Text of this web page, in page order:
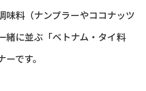
味料（ナンプラーやココナッツ
緒に並ぶ「ベトナム・タイ料
です。